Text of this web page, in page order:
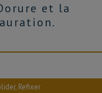
et la
Refixer